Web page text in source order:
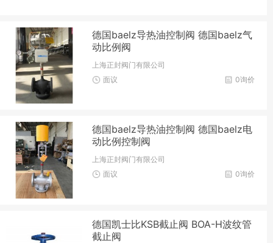
德国baelz导热油控制阀 德国baelz气
动比例阀
上海正封阀门有限公司
0询价
面议
德国baelz导热油控制阀 德国baelz电
动比例控制阀
上海正封阀门有限公司
0询价
面议
德国凯士比KSB截止阀 BOA-H波纹管
截止阀